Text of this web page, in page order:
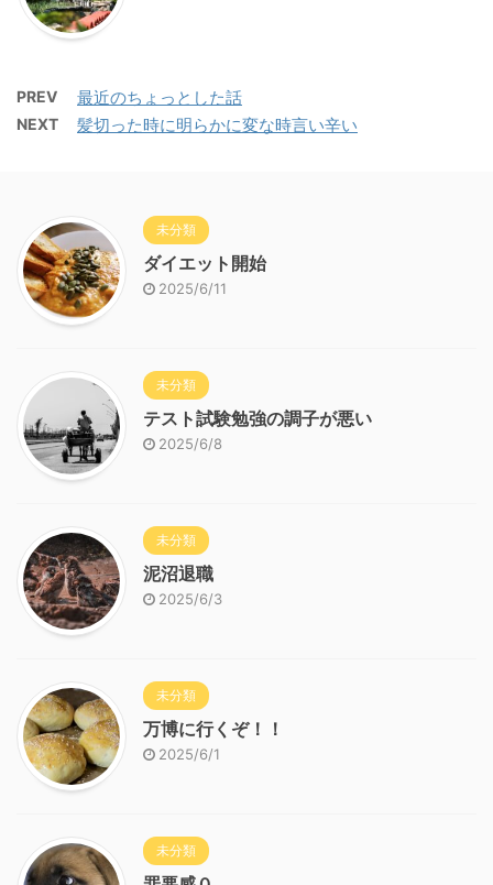
PREV 最近のちょっとした話
NEXT 髪切った時に明らかに変な時言い辛い
未分類
ダイエット開始
2025/6/11
未分類
テスト試験勉強の調子が悪い
2025/6/8
未分類
泥沼退職
2025/6/3
未分類
万博に行くぞ！！
2025/6/1
未分類